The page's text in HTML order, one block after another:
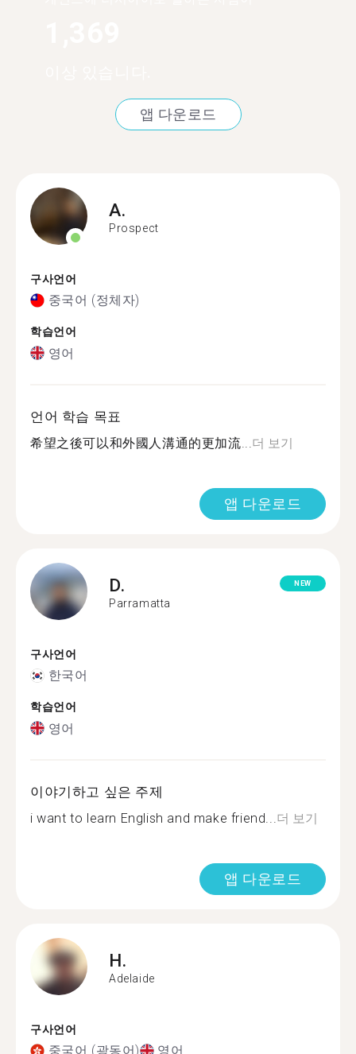
앱 다운로드
A.
Prospect
구사언어
중국어 (정체자)
학습언어
영어
언어 학습 목표
希望之後可以和外國人溝通的更加流... 더 보기
앱 다운로드
D.
Parramatta
NEW
구사언어
한국어
학습언어
영어
이야기하고 싶은 주제
i want to learn English and make friend... 더 보기
앱 다운로드
H.
Adelaide
구사언어
중국어 (광동어) 영어